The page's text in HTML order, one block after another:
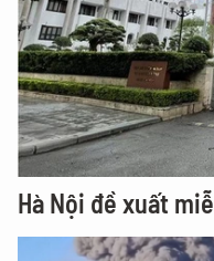
Hà Nội đề xuất